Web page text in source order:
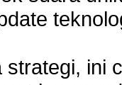
strategi, ini